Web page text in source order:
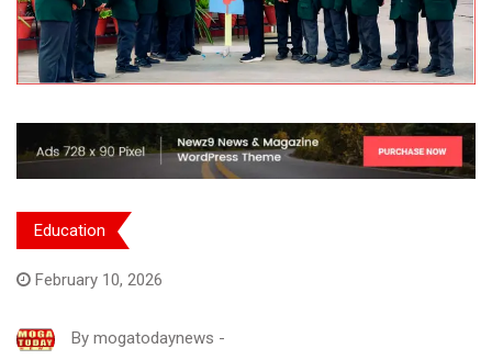
Education
February 10, 2026
By mogatodaynews -